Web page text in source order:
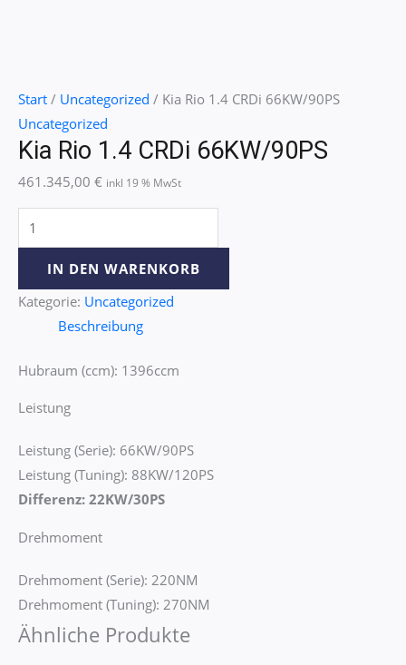
Start / Uncategorized / Kia Rio 1.4 CRDi 66KW/90PS
Uncategorized
Kia Rio 1.4 CRDi 66KW/90PS
461.345,00 € inkl 19 % MwSt
IN DEN WARENKORB
Kategorie: Uncategorized
Beschreibung
Hubraum (ccm): 1396ccm
Leistung
Leistung (Serie): 66KW/90PS
Leistung (Tuning): 88KW/120PS
Differenz: 22KW/30PS
Drehmoment
Drehmoment (Serie): 220NM
Drehmoment (Tuning): 270NM
Ähnliche Produkte